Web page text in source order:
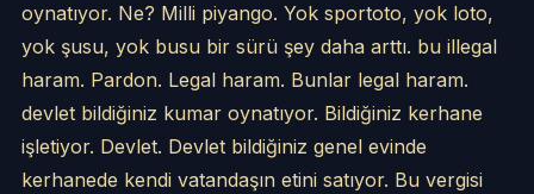
oynatıyor. Ne? Milli piyango. Yok sportoto, yok loto,
yok şusu, yok busu bir sürü şey daha arttı. bu illegal
haram. Pardon. Legal haram. Bunlar legal haram.
devlet bildiğiniz kumar oynatıyor. Bildiğiniz kerhane
işletiyor. Devlet. Devlet bildiğiniz genel evinde
kerhanede kendi vatandaşın etini satıyor. Bu vergisi